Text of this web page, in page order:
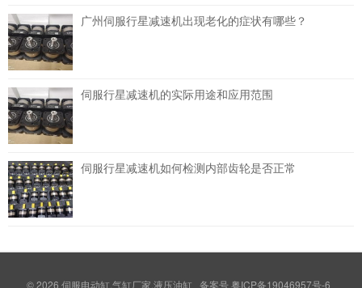
广州伺服行星减速机出现老化的症状有哪些？
伺服行星减速机的实际用途和应用范围
伺服行星减速机如何检测内部齿轮是否正常
© 2026 伺服电动缸,气缸厂家,液压油缸 备案号粤ICP备19046957号-6